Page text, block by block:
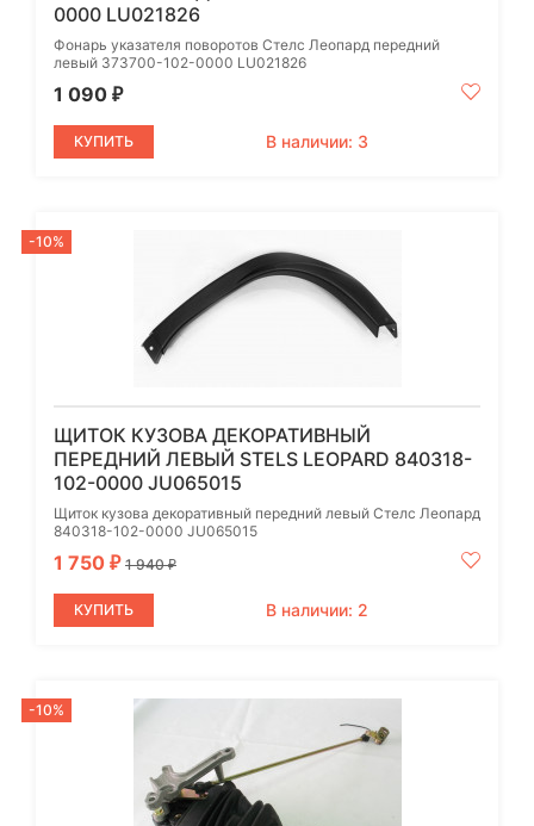
0000 LU021826
Фонарь указателя поворотов Стелс Леопард передний
левый 373700-102-0000 LU021826
1 090 ₽
КУПИТЬ В наличии: 3
-10%
ЩИТОК КУЗОВА ДЕКОРАТИВНЫЙ
ПЕРЕДНИЙ ЛЕВЫЙ STELS LEOPARD 840318-
102-0000 JU065015
Щиток кузова декоративный передний левый Стелс Леопард
840318-102-0000 JU065015
1 750 ₽ 1 940₽
КУПИТЬ В наличии: 2
-10%